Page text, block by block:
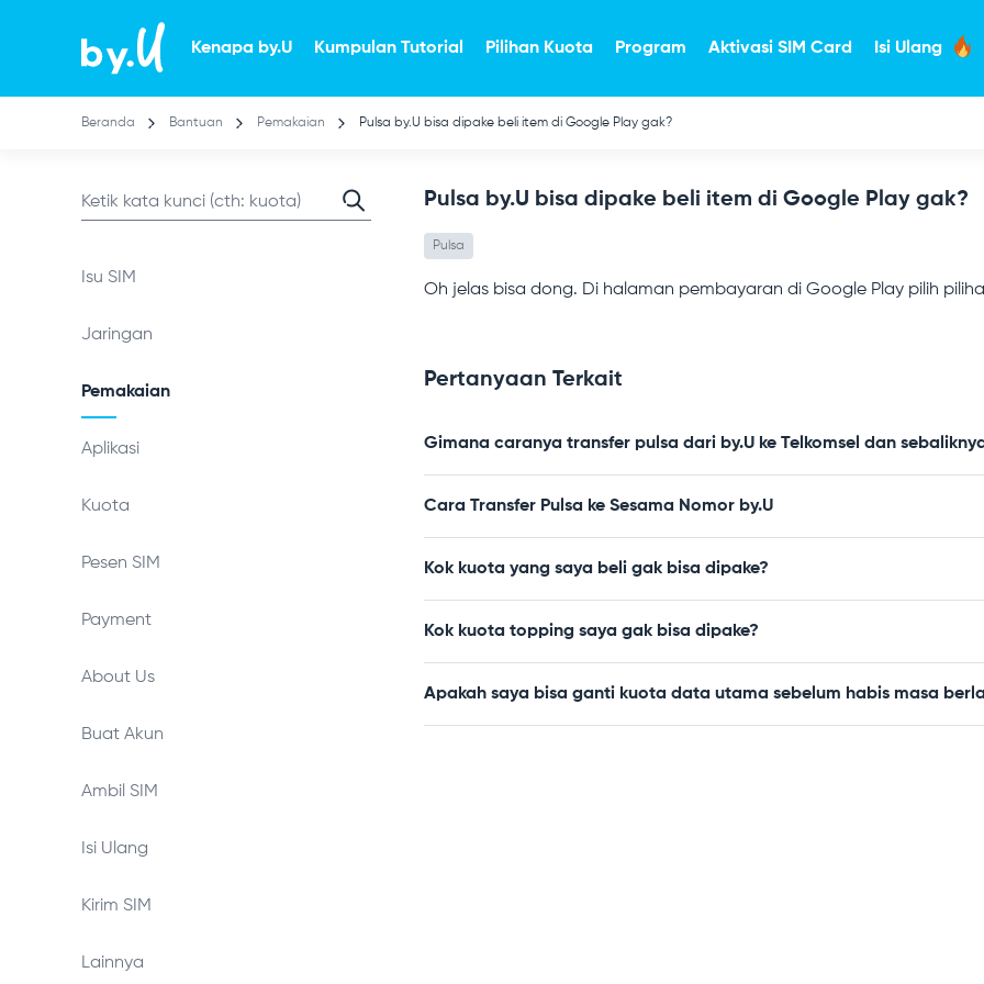
Kenapa by.U Kumpulan Tutorial Pilihan Kuota Program Aktivasi SIM Card Isi Ulang
Beranda Bantuan Pemakaian Pulsa by.U bisa dipake beli item di Google Play gak?
Isu SIM
Jaringan
Pemakaian
Aplikasi
Kuota
Pesen SIM
Payment
About Us
Buat Akun
Ambil SIM
Isi Ulang
Kirim SIM
Lainnya
Pulsa by.U bisa dipake beli item di Google Play gak?
Pulsa
Oh jelas bisa dong. Di halaman pembayaran di Google Play pilih
Pertanyaan Terkait
Gimana caranya transfer pulsa dari by.U ke Telkomsel dan
Cara Transfer Pulsa ke Sesama Nomor by.U
Kok kuota yang saya beli gak bisa dipake?
Kok kuota topping saya gak bisa dipake?
Apakah saya bisa ganti kuota data utama sebelum habis masa